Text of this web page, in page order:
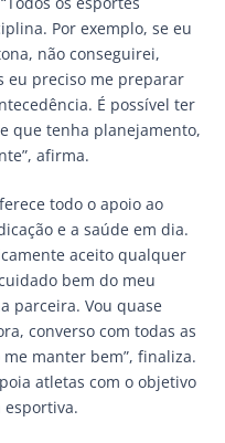
Por exemplo, se eu
não conseguirei,
eu preciso me preparar
É possível ter
que tenha planejamento,
afirma.
todo o apoio ao
e a saúde em dia.
aceito qualquer
bem do meu
parceira. Vou quase
converso com todas as
manter bem”, finaliza.
atletas com o objetivo